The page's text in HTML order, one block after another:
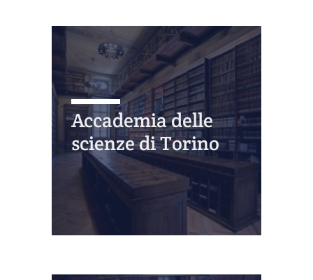
Accademia delle
scienze di Torino